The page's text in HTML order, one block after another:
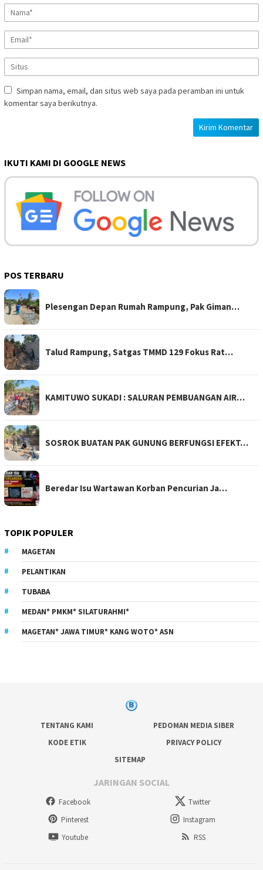
Simpan nama, email, dan situs web saya pada peramban ini untuk
komentar saya berikutnya.
IKUTI KAMI DI GOOGLE NEWS
POS TERBARU
Plesengan Depan Rumah Rampung, Pak Giman…
Talud Rampung, Satgas TMMD 129 Fokus Rat…
KAMITUWO SUKADI : SALURAN PEMBUANGAN AIR…
SOSROK BUATAN PAK GUNUNG BERFUNGSI EFEKT…
Beredar Isu Wartawan Korban Pencurian Ja…
TOPIK POPULER
MAGETAN
PELANTIKAN
TUBABA
MEDAN* PMKM* SILATURAHMI*
MAGETAN* JAWA TIMUR* KANG WOTO* ASN
TENTANG KAMI
PEDOMAN MEDIA SIBER
KODE ETIK
PRIVACY POLICY
SITEMAP
JARINGAN SOCIAL
Facebook
Twitter
Pinterest
Instagram
Youtube
RSS